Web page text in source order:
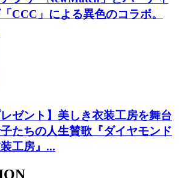
CCC」による異色のコラボ。
レゼント】美しき衣装工房を舞台
たちの人生賛歌『ダイヤモンド
工房』...